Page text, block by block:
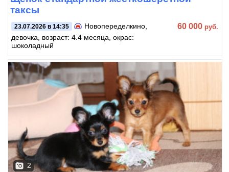
таксы
23.07.2026 в 14:35 Новопеределкино
девочка, возраст: 4.4 месяца, окрас:
шоколадный
60 000 руб.
2